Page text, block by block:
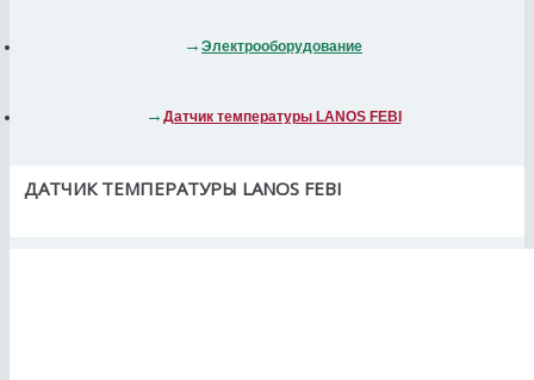
Электрооборудование
Датчик температуры LANOS FEBI
ДАТЧИК ТЕМПЕРАТУРЫ LANOS FEBI